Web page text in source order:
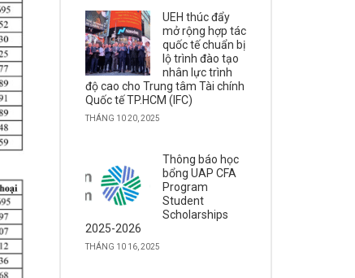
UEH thúc đẩy
mở rộng hợp tác
quốc tế chuẩn bị
lộ trình đào tạo
nhân lực trình
độ cao cho Trung tâm Tài chính
Quốc tế TP.HCM (IFC)
THÁNG 10 20, 2025
Thông báo học
bổng UAP CFA
Program
Student
Scholarships
2025-2026
THÁNG 10 16, 2025